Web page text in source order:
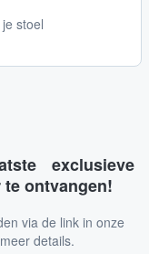
je stoel
exclusieve
te ontvangen!
via de link in onze
details.